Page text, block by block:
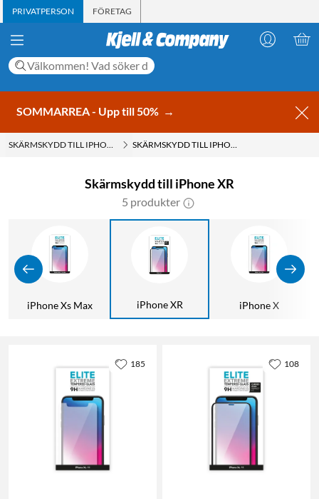
PRIVATPERSON FÖRETAG
SOMMARREA - Upp till 50% →
SKÄRMSKYDD TILL IPHONE SKÄRMSKYDD TILL IPHONE XR
Skärmskydd till iPhone XR
5 produkter
iPhone Xs Max iPhone XR iPhone X
185 108